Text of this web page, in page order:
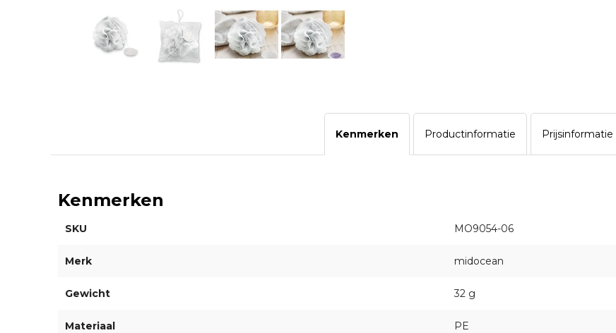
Kenmerken Productinformatie Prijsinformatie
Kenmerken
SKU MO9054-06
Merk midocean
Gewicht 32 g
Materiaal PE